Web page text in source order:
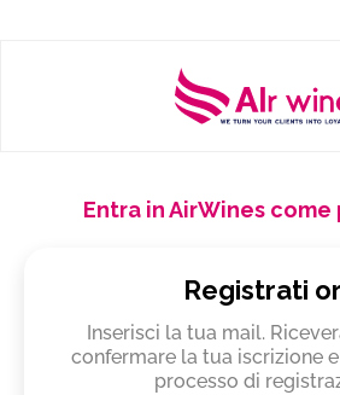
Entra in AirWines
Registrati
Inserisci la tua mail.
confermare la tua iscrizione
processo di